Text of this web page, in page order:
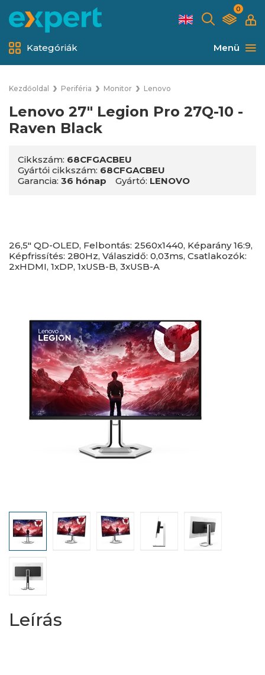
0
Menü
Kategóriák
Kezdőoldal Periféria Monitor Lenovo
Lenovo 27" Legion Pro 27Q-10 -
Raven Black
Cikkszám: 68CFGACBEU
Gyártói cikkszám: 68CFGACBEU
Garancia: 36 hónap Gyártó: LENOVO
26,5" QD-OLED, Felbontás: 2560x1440, Képarány 16:9,
Képfrissítés: 280Hz, Válaszidő: 0,03ms, Csatlakozók:
2xHDMI, 1xDP, 1xUSB-B, 3xUSB-A
Leírás